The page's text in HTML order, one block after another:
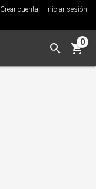
Crear cuenta Iniciar sesión
0